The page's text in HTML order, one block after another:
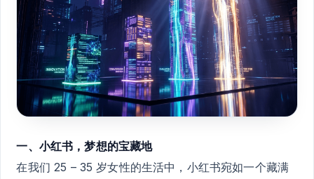
一、小红书，梦想的宝藏地
在我们 25 – 35 岁女性的生活中，小红书宛如一个藏满